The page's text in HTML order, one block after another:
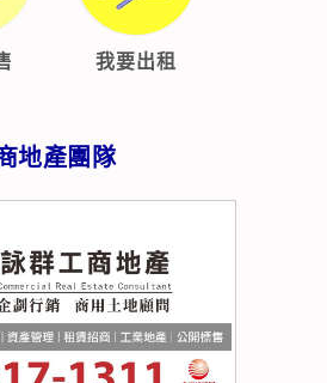
我要出租
地產團隊